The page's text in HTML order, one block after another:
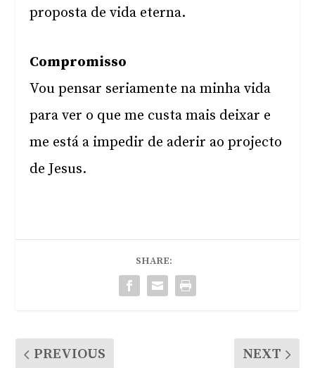
proposta de vida eterna.
Compromisso
Vou pensar seriamente na minha vida
para ver o que me custa mais deixar e
me está a impedir de aderir ao projecto
de Jesus.
SHARE:
PREVIOUS
NEXT